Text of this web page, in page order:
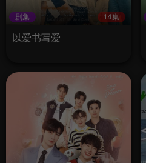
剧集 14集
以爱书写爱